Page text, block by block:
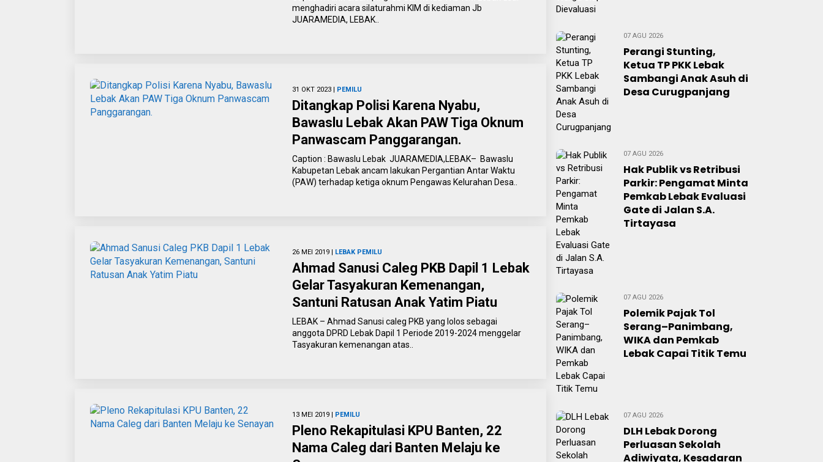
menghadiri acara silaturahmi KIM di kediaman Jb
JUARAMEDIA, LEBAK..
31 OKT 2023 | PEMILU
Ditangkap Polisi Karena Nyabu,
Bawaslu Lebak Akan PAW Tiga Oknum
Panwascam Panggarangan.
Caption : Bawaslu Lebak JUARAMEDIA,LEBAK– Bawaslu
Kabupetan Lebak ancam lakukan Pergantian Antar Waktu
(PAW) terhadap ketiga oknum Pengawas Kelurahan Desa..
26 MEI 2019 | LEBAK PEMILU
Ahmad Sanusi Caleg PKB Dapil 1 Lebak
Gelar Tasyakuran Kemenangan,
Santuni Ratusan Anak Yatim Piatu
LEBAK – Ahmad Sanusi caleg PKB yang lolos sebagai
anggota DPRD Lebak Dapil 1 Periode 2019-2024 menggelar
Tasyakuran kemenangan atas..
13 MEI 2019 | PEMILU
Pleno Rekapitulasi KPU Banten, 22
Nama Caleg dari Banten Melaju ke
07 AGU 2026
Perangi Stunting,
Ketua TP PKK Lebak
Sambangi Anak Asuh di
Desa Curugpanjang
07 AGU 2026
Hak Publik vs Retribusi
Parkir: Pengamat Minta
Pemkab Lebak Evaluasi
Gate di Jalan S.A.
Tirtayasa
07 AGU 2026
Polemik Pajak Tol
Serang–Panimbang,
WIKA dan Pemkab
Lebak Capai Titik Temu
07 AGU 2026
DLH Lebak Dorong
Perluasan Sekolah
Adiwiyata, Kesadaran